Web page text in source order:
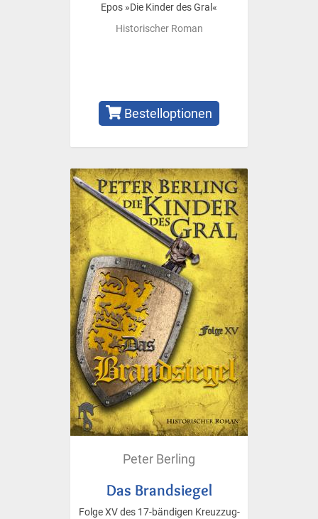
Epos »Die Kinder des Gral«
Historischer Roman
Bestelloptionen
Peter Berling
Das Brandsiegel
Folge XV des 17-bändigen Kreuzzug-